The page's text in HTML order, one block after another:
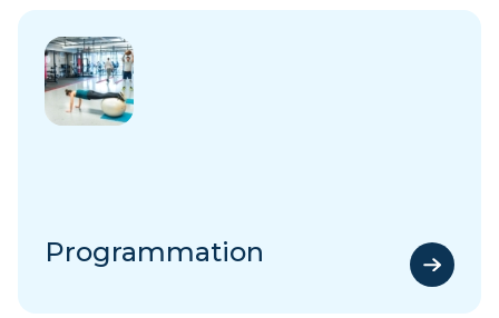
Programmation